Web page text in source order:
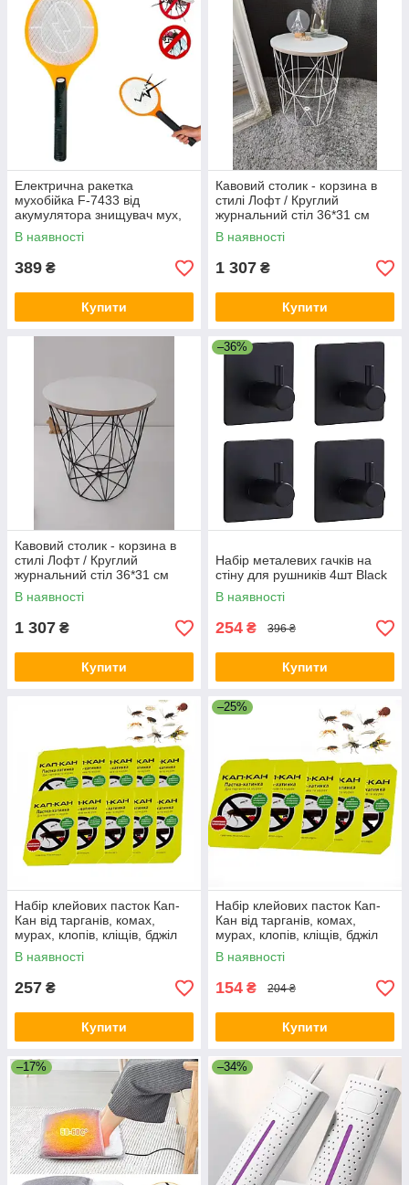
Електрична ракетка
мухобійка F-7433 від
акумулятора знищувач мух,
комах,комарів
В наявності
389 ₴
Купити
Кавовий столик - корзина в
стилі Лофт / Круглий
журнальний стіл 36*31 см
Білий
В наявності
1 307 ₴
Купити
Кавовий столик - корзина в
стилі Лофт / Круглий
журнальний стіл 36*31 см
Чорний
В наявності
1 307 ₴
Купити
–36%
Набір металевих гачків на
стіну для рушників 4шт Black
В наявності
254 ₴ 396 ₴
Купити
Набір клейових пасток Кап-
Кан від тарганів, комах,
мурах, клопів, кліщів, бджіл
19х8х3см 10шт
В наявності
257 ₴
Купити
–25%
Набір клейових пасток Кап-
Кан від тарганів, комах,
мурах, клопів, кліщів, бджіл
19х8х3см 5шт
В наявності
154 ₴ 204 ₴
Купити
–17% –34%